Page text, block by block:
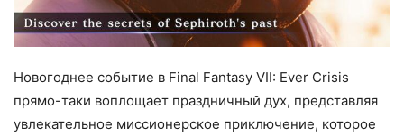
Новогоднее событие в Final Fantasy VII: Ever Crisis
прямо-таки воплощает праздничный дух, представляя
увлекательное миссионерское приключение, которое